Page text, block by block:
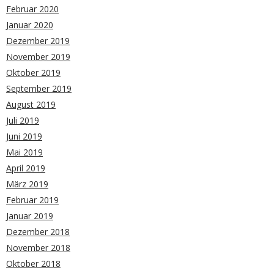
Februar 2020
Januar 2020
Dezember 2019
November 2019
Oktober 2019
September 2019
August 2019
Juli 2019
Juni 2019
Mai 2019
April 2019
März 2019
Februar 2019
Januar 2019
Dezember 2018
November 2018
Oktober 2018